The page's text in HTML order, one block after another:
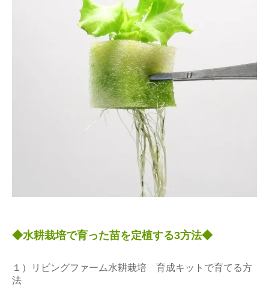
◆水耕栽培で育った苗を定植する3方法◆
１）リビングファーム水耕栽培 育成キットで育てる方
法